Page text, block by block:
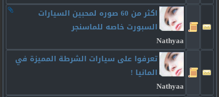
اكثر من 60 صوره لمحبين السيارات
السبورت خاصه للماسنجر
Nathyaa
تعرفوا على سيارات الشرطة المميزة في
المانيا !
Nathyaa